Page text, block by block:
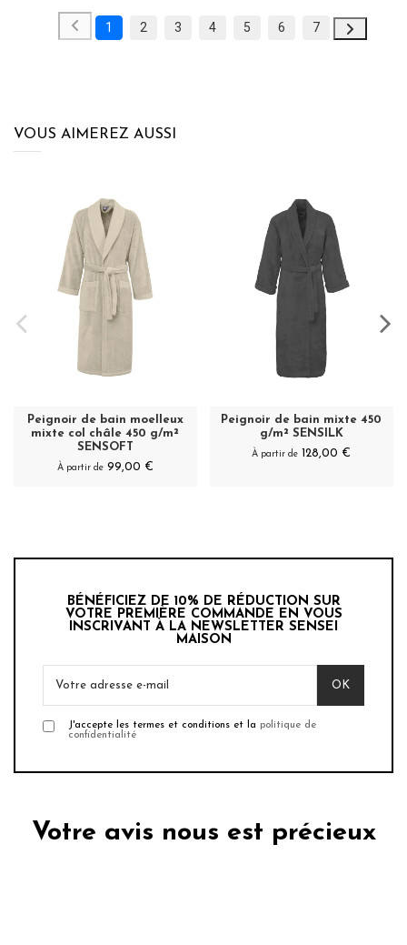
1 2 3 4 5 6 7
VOUS AIMEREZ AUSSI
Peignoir de bain moelleux
mixte col châle 450 g/m²
SENSOFT
À partir de99,00 €
Peignoir de bain mixte 450
g/m² SENSILK
À partir de 128,00 €
BÉNÉFICIEZ DE 10% DE RÉDUCTION SUR
VOTRE PREMIÈRE COMMANDE EN VOUS
INSCRIVANT À LA NEWSLETTER SENSEI
MAISON
J'accepte les termes et conditions et la politique de
confidentialité
Votre avis nous est précieux